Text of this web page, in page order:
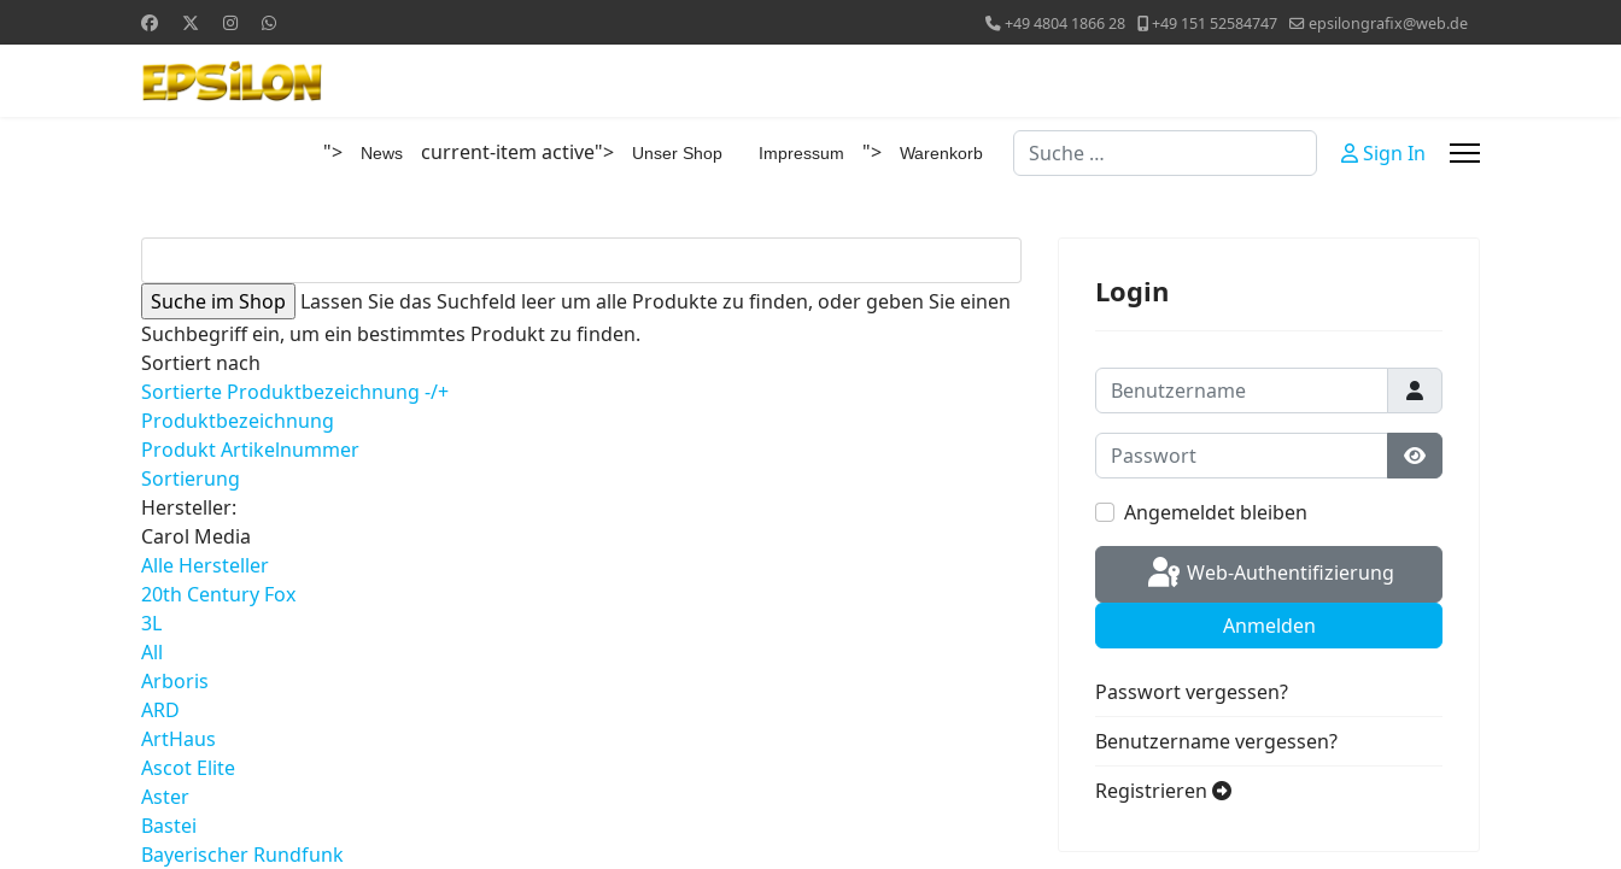
+49 4804 1866 28 +49 151 52584747 epsilongrafix@web.de
"> News current-item active"> Unser Shop Impressum "> Warenkorb Suchen Sign In
Lassen Sie das Suchfeld leer um alle Produkte zu finden, oder geben Sie einen
Suchbegriff ein, um ein bestimmtes Produkt zu finden.
Sortiert nach
Sortierte Produktbezeichnung -/+
Produktbezeichnung
Produkt Artikelnummer
Sortierung
Hersteller:
Carol Media
Alle Hersteller
20th Century Fox
3L
All
Arboris
ARD
ArtHaus
Ascot Elite
Aster
Bastei
Bayerischer Rundfunk
Login
Benutzername
Passwort
Passwort anzeigen
Angemeldet bleiben
Web-Authentifizierung
Anmelden
Passwort vergessen?
Benutzername vergessen?
Registrieren